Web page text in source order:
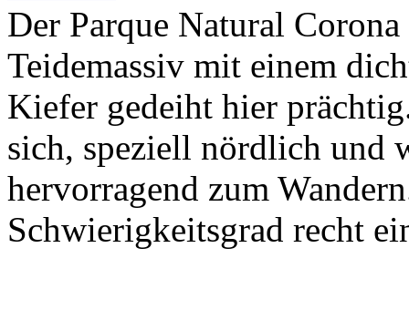
Der Parque Natural
Teidemassiv mit einem
Kiefer gedeiht hier
sich, speziell nördlich und
hervorragend zum
Schwierigkeitsgrad recht